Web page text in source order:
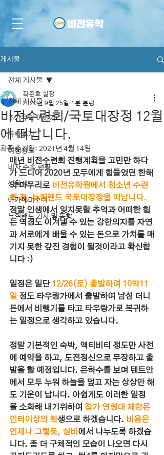
게시물
전체 게시물
조기유학 이야기
유학후기
여행정보
비자 수속 현황
생활정보
아카데미소식
뉴질랜드 기사 및 동향
전체 게시물
비전수련회/국토대장정 12월
에 떠납니다.
곽준호 실장
2020년 9월 25일 1분 분량
최종 수정일: 2021년 4월 14일
매년 비전수련회 진행계획을 고민만 하다
가 드디어 2020년 모두에게 힘들었던 한해
의 마무리로 비전유학원에서 청소년 수련
회 겸, 뉴질랜드 국토대장정을 떠납니다.
정말 인생에서 잊지못할 추억과 어떠한 힘
든 역경도 이겨낼 수 있는 강한의지를 자연
과 서로에게 배울 수 있는 돈으로 가치를 매
기지 못한 갚진 경험이 될것이라고 확신합
니다 :)
일정은 일단 12/26(토) 출발하여 10박11
일 정도 타우랑가에서 출발하여 남섬 더니
든에서 비행기를 타고 타우랑가로 복귀하
는 일정으로 생각하고 있습니다.
정말 기본적인 숙박, 액티비티 정도만 사전
에 예약을 하고, 도전정신으로 무장하고 출
발을 할 예정입니다. 은하수를 보며 텐트안
에서 모두 누워 하늘을 덮고 자는 상상만 해
도 기운이 납니다. 아쉽게도 이러한 일정
을 소화해 내기위하여 참가 연령대 제한은
인터이상의 학생으로 하겠습니다. 비용은
언제나 그렇듯, 실비 에서 나누도록 하겠습
니다. 좀 더 구체적인 모습이 나오면 다시